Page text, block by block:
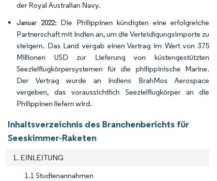
der Royal Australian Navy.
Januar 2022: Die Philippinen kündigten eine erfolgreiche
Partnerschaft mit Indien an, um die Verteidigungsimporte zu
steigern. Das Land vergab einen Vertrag im Wert von 375
Millionen USD zur Lieferung von küstengestützten
Seezielflugkörpersystemen für die philippinische Marine.
Der Vertrag wurde an Indiens BrahMos Aerospace
vergeben, das voraussichtlich Seezielflugkörper an die
Philippinen liefern wird.
Inhaltsverzeichnis des Branchenberichts für
Seeskimmer-Raketen
1. EINLEITUNG
1.1 Studienannahmen